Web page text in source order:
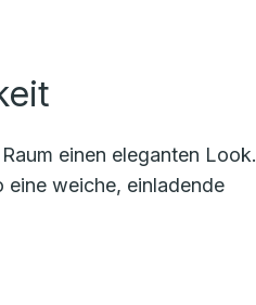
einen eleganten Look.
weiche, einladende